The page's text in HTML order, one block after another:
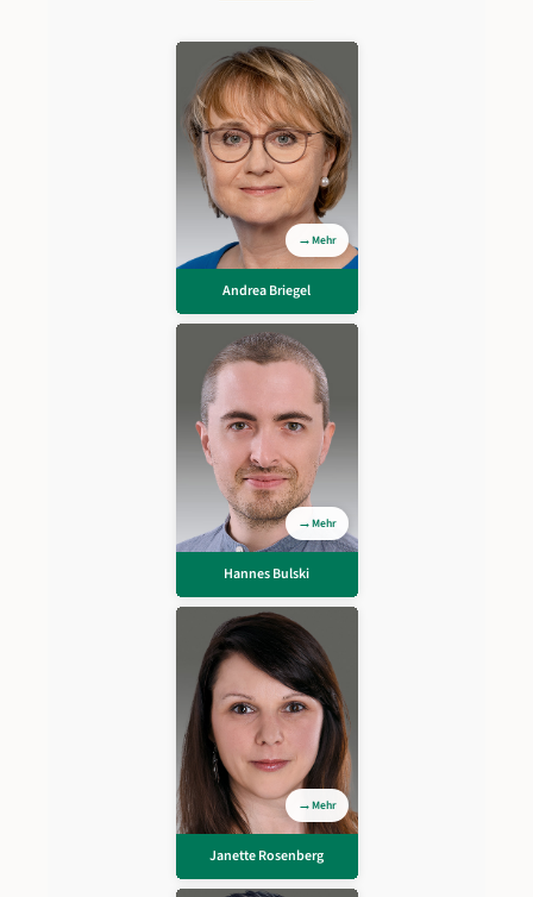
Mehr
Andrea Briegel
Andrea Briegel
Beraterin und Trainerin
für die Bereiche
Lohnsteuer,
Sozialversicherung und
Entgeltabrechnung aus
Solms.
Zurück
Mehr
Hannes Bulski
Hannes Bulski
Consultant HCM
Zurück
Mehr
Janette Rosenberg
Janette
Rosenberg
Stellvertretende
Chefredakteurin
LOHN+GEHALT, Dozentin,
Unternehmensberaterin
und Mitglied des alga-
Competence-Centers,
aus Berlin
Zurück
Markus Stier